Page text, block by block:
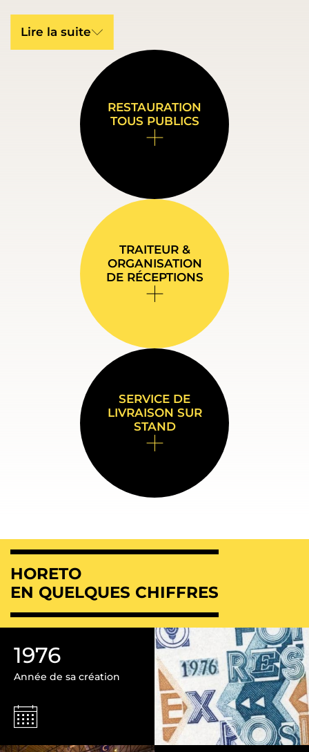
Lire la suite
RESTAURATION
TOUS PUBLICS
TRAITEUR &
ORGANISATION
DE RÉCEPTIONS
SERVICE DE
LIVRAISON SUR
STAND
HORETO
EN QUELQUES CHIFFRES
1976
Année de sa création